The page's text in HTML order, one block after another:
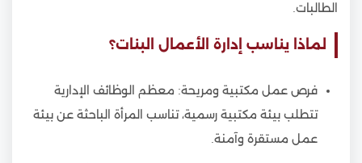
الطالبات.
لماذا يناسب إدارة الأعمال البنات؟
فرص عمل مكتبية ومريحة: معظم الوظائف الإدارية
تتطلب بيئة مكتبية رسمية، تناسب المرأة الباحثة عن بيئة
عمل مستقرة وآمنة.